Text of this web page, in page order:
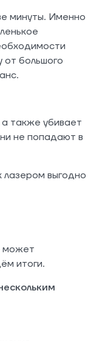
минуты. Именно
от большого
также убивает
не попадают в
выгодно
может
итоги.